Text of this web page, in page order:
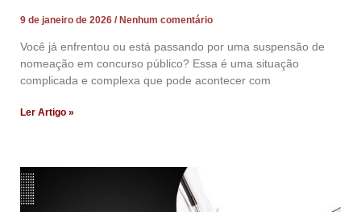
9 de janeiro de 2026 Nenhum comentário
Você já enfrentou ou está passando por uma suspensão de
nomeação em concurso público? Essa é uma situação
complicada e complexa que pode acontecer com
Ler Artigo »